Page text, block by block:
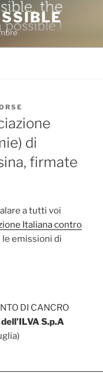
di
firmate
a tutti voi
Italiana contro
emissioni di
DI CANCRO
S.p.A